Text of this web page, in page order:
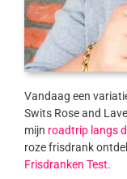
Vandaag een
Swits Rose and
mijn roadtrip langs
roze frisdrank
Frisdranken Test.